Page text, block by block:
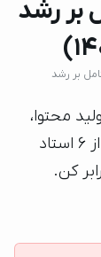
بر رشد
بر رشد
محتوا،
روش تخصصی رشد و تحلیل. اینستاگرام رو از 6 استاد
کن.